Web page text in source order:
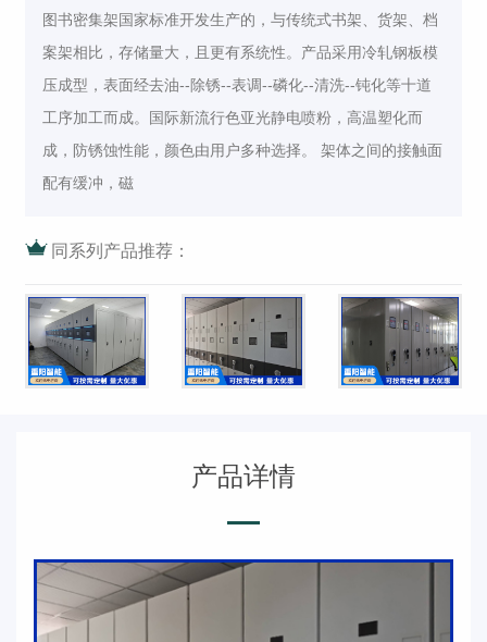
图书密集架国家标准开发生产的，与传统式书架、货架、档
案架相比，存储量大，且更有系统性。产品采用冷轧钢板模
压成型，表面经去油--除锈--表调--磷化--清洗--钝化等十道
工序加工而成。国际新流行色亚光静电喷粉，高温塑化而
成，防锈蚀性能，颜色由用户多种选择。 架体之间的接触面
配有缓冲，磁
同系列产品推荐：
产品详情